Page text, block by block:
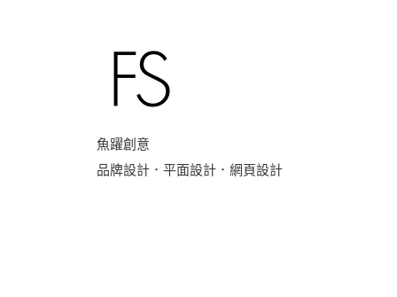
魚躍創意
品牌設計．平面設計．網頁設計